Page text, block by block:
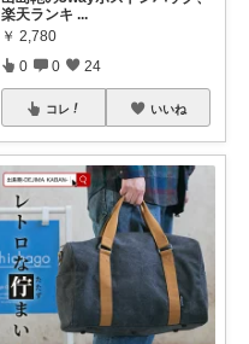
楽天ランキ ...
￥ 2,780
0 0 24
コレ いいね